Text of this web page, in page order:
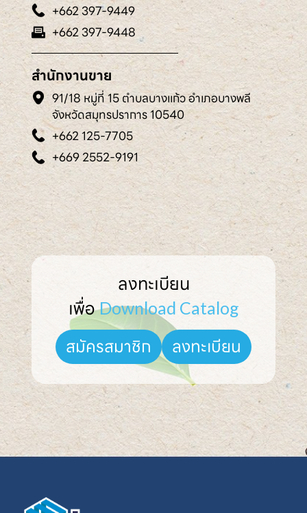
+662 397-9449
+662 397-9448
สำนักงานขาย
91/18 หมู่ที่ 15 ตำบลบางแก้ว อำเภอบางพลี
จังหวัดสมุทรปราการ 10540
+662 125-7705
+669 2552-9191
ลงทะเบียน
เพื่อ Download Catalog
สมัครสมาชิก ลงทะเบียน